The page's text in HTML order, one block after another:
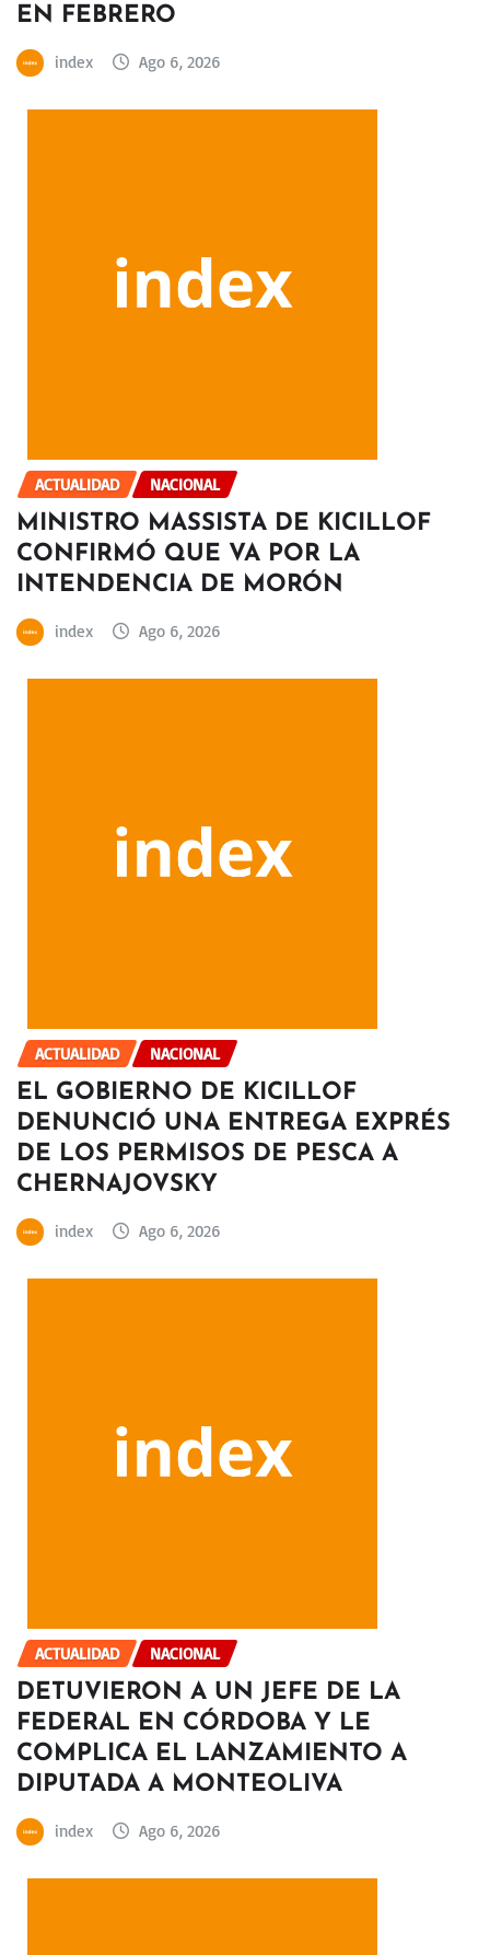
EN FEBRERO
index Ago 6, 2026
ACTUALIDAD NACIONAL
MINISTRO MASSISTA DE KICILLOF
CONFIRMÓ QUE VA POR LA
INTENDENCIA DE MORÓN
index Ago 6, 2026
ACTUALIDAD NACIONAL
EL GOBIERNO DE KICILLOF
DENUNCIÓ UNA ENTREGA EXPRÉS
DE LOS PERMISOS DE PESCA A
CHERNAJOVSKY
index Ago 6, 2026
ACTUALIDAD NACIONAL
DETUVIERON A UN JEFE DE LA
FEDERAL EN CÓRDOBA Y LE
COMPLICA EL LANZAMIENTO A
DIPUTADA A MONTEOLIVA
index Ago 6, 2026